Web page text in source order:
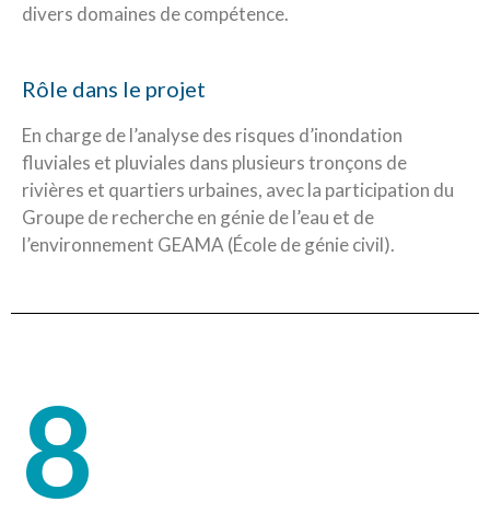
divers domaines de compétence.
Rôle dans le projet
En charge de l’analyse des risques d’inondation
fluviales et pluviales dans plusieurs tronçons de
rivières et quartiers urbaines, avec la participation du
Groupe de recherche en génie de l’eau et de
l’environnement GEAMA (École de génie civil).
8